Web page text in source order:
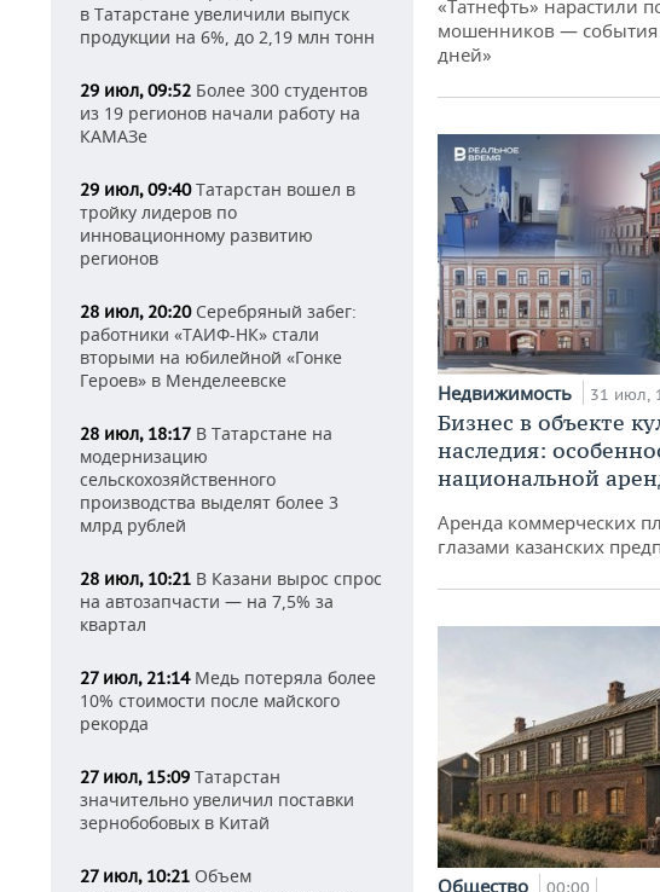
в Татарстане увеличили выпуск
продукции на 6%, до 2,19 млн тонн
29 июл, 09:52 Более 300 студентов
из 19 регионов начали работу на
КАМАЗе
29 июл, 09:40Татарстан вошел в
тройку лидеров по
инновационному развитию
регионов
28 июл, 20:20Серебряный забег:
работники «ТАИФ-НК» стали
вторыми на юбилейной «Гонке
Героев» в Менделеевске
28 июл, 18:17 В Татарстане на
модернизацию
сельскохозяйственного
производства выделят более 3
млрд рублей
28 июл, 10:21 В Казани вырос спрос
на автозапчасти — на 7,5% за
квартал
27 июл, 21:14Медь потеряла более
10% стоимости после майского
рекорда
27 июл, 15:09 Татарстан
значительно увеличил поставки
зернобобовых в Китай
27 июл, 10:21 Объем
«Татнефть» нарастили
мошенников — события
дней»
Недвижимость 31 июл,
Бизнес в объекте
наследия:
национальной
Аренда коммерческих
глазами казанских
Общество